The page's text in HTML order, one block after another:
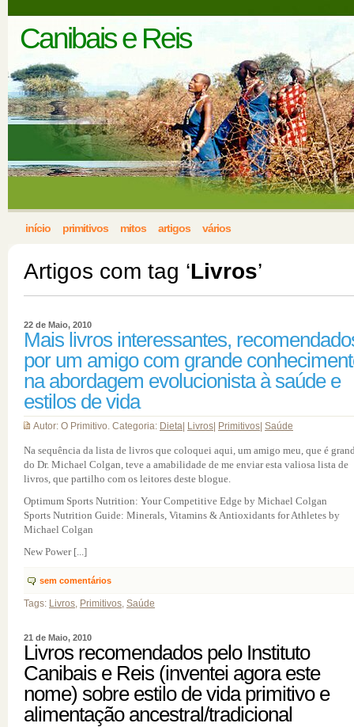
Canibais e Reis
início primitivos mitos artigos vários
Artigos com tag ‘Livros’
22 de Maio, 2010
Mais livros interessantes,
por um amigo com grande
na abordagem evolucionista à saúde e
estilos de vida
Autor: O Primitivo. Categoria: Dieta Livros Primitivos Saúde
Na sequência da lista de livros que coloquei aqui, um amigo meu, que é
do Dr. Michael Colgan, teve a amabilidade de me enviar esta valiosa lista de
livros, que partilho com os leitores deste blogue.
Optimum Sports Nutrition: Your Competitive Edge by Michael Colgan
Sports Nutrition Guide: Minerals, Vitamins & Antioxidants for Athletes by
Michael Colgan
New Power [...]
sem comentários
Tags: Livros, Primitivos, Saúde
21 de Maio, 2010
Livros recomendados pelo Instituto
Canibais e Reis (inventei agora este
nome) sobre estilo de vida primitivo e
alimentação ancestral/tradicional